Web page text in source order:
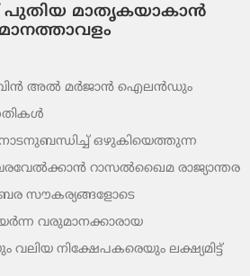
മാതൃകയാകാൻ
വിൻ അൽ മർജാൻ ഐലൻഡും
ഒഴുകിയെത്തുന്ന
റാസൽഖൈമ രാജ്യാന്തര
സൗകര്യങ്ങളോടെ
വരുമാനക്കാരായ
നിക്ഷേപകരെയും ലക്ഷ്യമിട്ട്